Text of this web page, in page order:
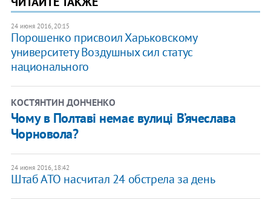
24 июня 2016, 20:15
Порошенко присвоил Харьковскому
университету Воздушных сил статус
национального
КОСТЯНТИН ДОНЧЕНКО
Чому в Полтаві немає вулиці В’ячеслава
Чорновола?
24 июня 2016, 18:42
Штаб АТО насчитал 24 обстрела за день